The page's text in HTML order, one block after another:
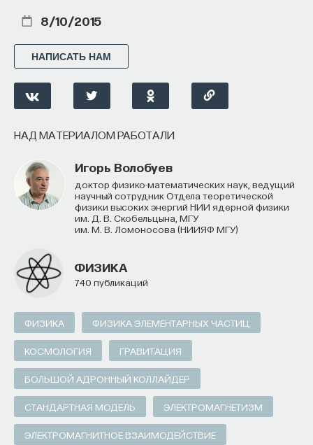
8/10/2015
НАПИСАТЬ НАМ
НАД МАТЕРИАЛОМ РАБОТАЛИ
Игорь Волобуев
доктор физико-математических наук, ведущий
научный сотрудник Отдела теоретической
физики высоких энергий НИИ ядерной физики
им. Д. В. Скобельцына, МГУ
им. М. В. Ломоносова (НИИЯФ МГУ)
ФИЗИКА
740 публикаций
ФИЗИКА ФИЗИКА ЭЛЕМЕНТАРНЫХ ЧАСТИЦ
КОСМОЛОГИЯ ГРАВИТАЦИЯ
БОЛЬШОЙ АДРОННЫЙ КОЛЛАЙДЕР
СТАНДАРТНАЯ МОДЕЛЬ ЭЛЕКТРОМАГНЕТИЗМ
ЭЛЕКТРОМАГНИТНОЕ ВЗАИМОДЕЙСТВИЕ
тут еще есть некий научно-просветительский
компонент.
12/24/2015
НАД МАТЕРИАЛОМ РАБОТАЛИ
of Zoology, Karl-Franzens University of Graz
(Austria), head of Artificial Life Lab, Department
of Zoology, Karl-Franzens University of Graz
ТЕХНОЛОГИИ
644 публикации
ТЕХНОЛОГИИ ИСКУССТВЕННЫЙ ИНТЕЛЛЕКТ
ЗООЛОГИЯ РОБОТОТЕХНИКА
РОЕВОЙ ИНТЕЛЛЕКТ ТОЧНЫЕ НАУКИ